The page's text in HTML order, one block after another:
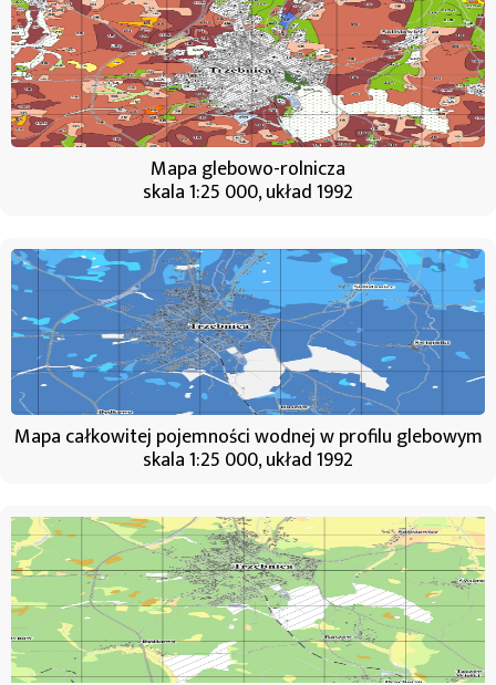
Mapa glebowo-rolnicza
skala 1:25 000, układ 1992
Mapa całkowitej pojemności wodnej w profilu glebowym
skala 1:25 000, układ 1992